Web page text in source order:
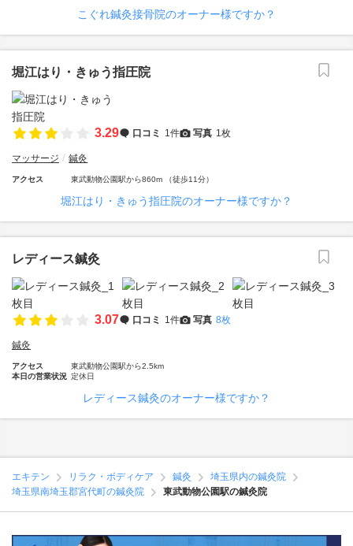
こぐれ鍼灸接骨院のオーナー様ですか？
堀江はり・きゅう指圧院
3.29 口コミ 1件 写真 1枚
マッサージ 鍼灸
アクセス 東武動物公園駅から860m （徒歩11分）
堀江はり・きゅう指圧院のオーナー様ですか？
レディース鍼灸
3.07 口コミ 1件 写真 8枚
鍼灸
アクセス
東武動物公園駅から2.5km
本日の営業状況 定休日
レディース鍼灸のオーナー様ですか？
エキテン リラク・ボディケア 鍼灸
埼玉県内の鍼灸院
埼玉県南埼玉郡宮代町の鍼灸院
東武動物公園駅の鍼灸院